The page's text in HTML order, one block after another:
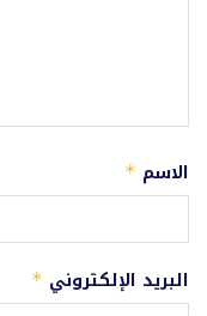
الاسم *
البريد الإلكتروني *